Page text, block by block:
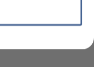
PAR UNE